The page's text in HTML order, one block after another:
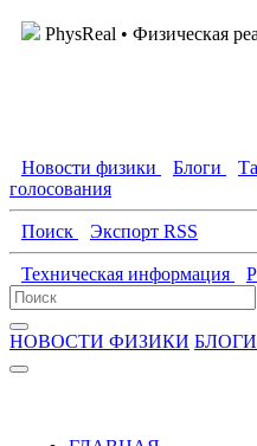
PhysReal • Физическая
Новости физики Блоги
голосования
Поиск Экспорт RSS
Техническая информация
НОВОСТИ ФИЗИКИ БЛОГИ